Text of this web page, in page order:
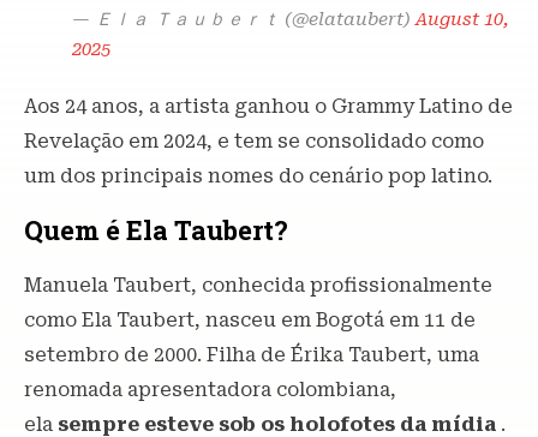
— Ｅｌａ Ｔａｕｂｅｒｔ (@elataubert)August 10,
2025
Aos 24 anos, a artista ganhou o Grammy Latino de
Revelação em 2024, e tem se consolidado como
um dos principais nomes do cenário pop latino.
Quem é Ela Taubert?
Manuela Taubert, conhecida profissionalmente
como Ela Taubert, nasceu em Bogotá em 11 de
setembro de 2000. Filha de Érika Taubert, uma
renomada apresentadora colombiana,
ela sempre esteve sob os holofotes da mídia .